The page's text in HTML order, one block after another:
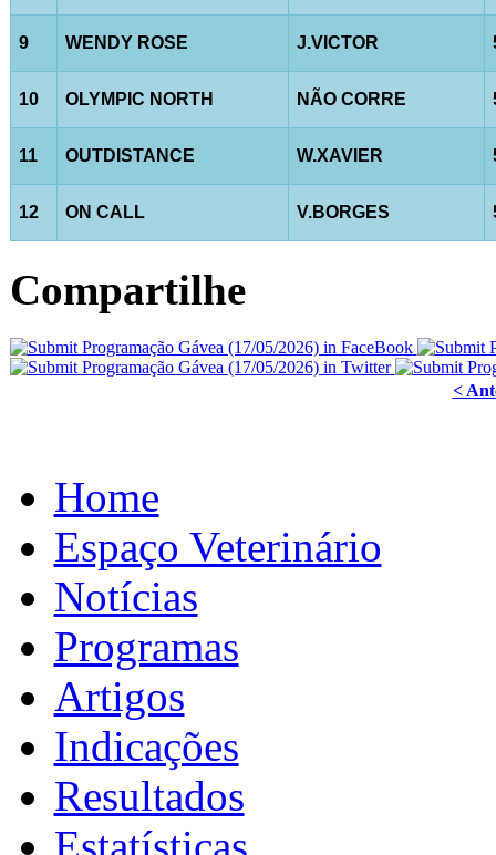
9 WENDY ROSE J.VICTOR
10 OLYMPIC NORTH NÃO CORRE
11 OUTDISTANCE W.XAVIER
12 ON CALL V.BORGES
Compartilhe
<
Home
Espaço Veterinário
Notícias
Programas
Artigos
Indicações
Resultados